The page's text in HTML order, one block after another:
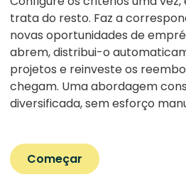
trata do resto. Faz a
novas oportunidades de
abrem, distribui-o
projetos e reinveste os
chegam. Uma abordagem
diversificada, sem esforço
Começar